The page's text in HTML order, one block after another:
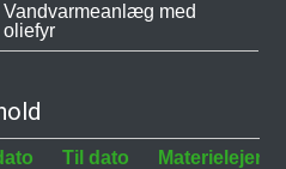
Vandvarmeanlæg med
oliefyr
Til dato Materielejer